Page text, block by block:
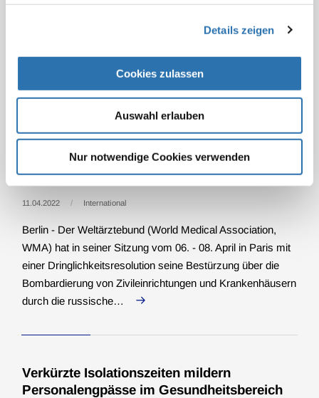
Details zeigen
Cookies zulassen
Auswahl erlauben
Nur notwendige Cookies verwenden
und sterbenden Menschen in Deutschland für die
ärztlich assistierten Suizid auf die anderen Berufsgruppen
im Gesundheitswesen aus? Mit diesen…
Weltärztebund schockiert über die
Bombardierung ukrainischer Krankenhäuser
11.04.2022 International
Berlin - Der Weltärztebund (World Medical Association,
WMA) hat in seiner Sitzung vom 06. - 08. April in Paris mit
einer Dringlichkeitsresolution seine Bestürzung über die
Bombardierung von Zivileinrichtungen und Krankenhäusern
durch die russische…
Verkürzte Isolationszeiten mildern
Personalengpässe im Gesundheitsbereich